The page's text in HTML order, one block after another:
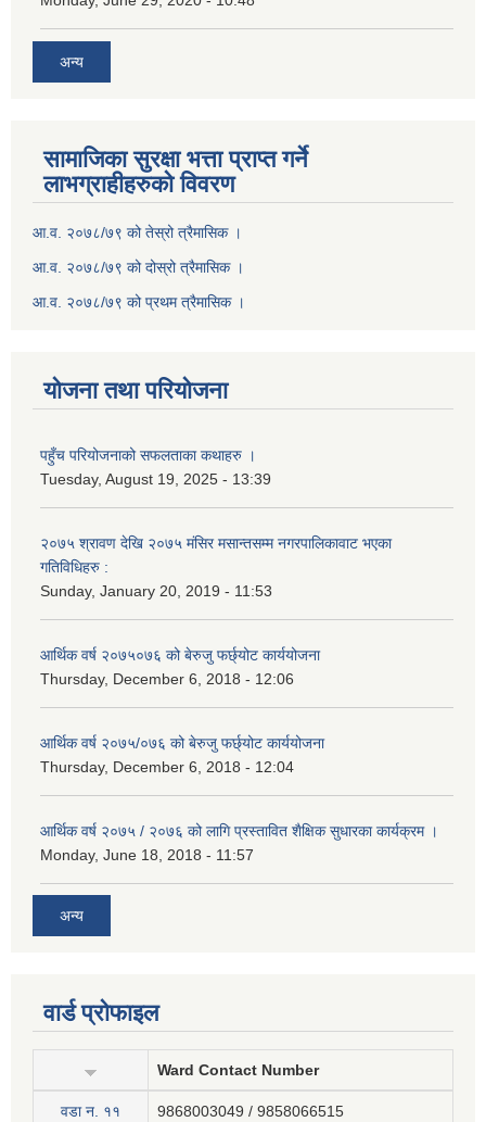
अन्य
सामाजिका सुरक्षा भत्ता प्राप्त गर्ने
लाभग्राहीहरुको विवरण
आ.व. २०७८/७९ को तेस्रो त्रैमासिक ।
आ.व. २०७८/७९ को दोस्रो त्रैमासिक ।
आ.व. २०७८/७९ को प्रथम त्रैमासिक ।
योजना तथा परियोजना
पहुँच परियोजनाको सफलताका कथाहरु ।
Tuesday, August 19, 2025 - 13:39
२०७५ श्रावण देखि २०७५ मंसिर मसान्तसम्म नगरपालिकावाट भएका
गतिविधिहरु :
Sunday, January 20, 2019 - 11:53
आर्थिक वर्ष २०७५०७६ को बेरुजु फर्छ्योट कार्ययोजना
Thursday, December 6, 2018 - 12:06
आर्थिक वर्ष २०७५/०७६ को बेरुजु फर्छ्योट कार्ययोजना
Thursday, December 6, 2018 - 12:04
आर्थिक वर्ष २०७५ / २०७६ को लागि प्रस्तावित शैक्षिक सुधारका कार्यक्रम ।
Monday, June 18, 2018 - 11:57
अन्य
वार्ड प्रोफाइल
Ward Contact Number
वडा न‍. ११ 9868003049 / 9858066515